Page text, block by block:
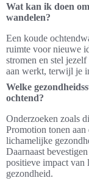
Wat kan ik doen
wandelen?
Een koude
ruimte voor nieuwe
stromen en stel
aan werkt, terwijl je
Welke
ochtend?
Onderzoeken zoals
Promotion tonen
lichamelijke
Daarnaast
positieve impact van
gezondheid.